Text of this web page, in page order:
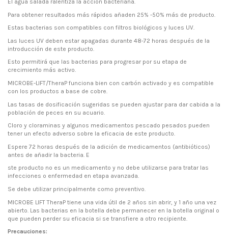
El agua salada ralentiza la acción bacteriana.
Para obtener resultados más rápidos añaden 25% -50% más de producto.
Estas bacterias son compatibles con filtros biológicos y luces UV.
Las luces UV deben estar apagadas durante 48-72 horas después de la
introducción de este producto.
Esto permitirá que las bacterias para progresar por su etapa de
crecimiento más activo.
MICROBE-LIFT/TheraP funciona bien con carbón activado y es compatible
con los productos a base de cobre.
Las tasas de dosificación sugeridas se pueden ajustar para dar cabida a la
población de peces en su acuario.
Cloro y cloraminas y algunos medicamentos pescado pesados pueden
tener un efecto adverso sobre la eficacia de este producto.
Espere 72 horas después de la adición de medicamentos (antibióticos)
antes de añadir la bacteria. E
ste producto no es un medicamento y no debe utilizarse para tratar las
infecciones o enfermedad en etapa avanzada.
Se debe utilizar principalmente como preventivo.
MICROBE LIFT TheraP tiene una vida útil de 2 años sin abrir, y 1 año una vez
abierto. Las bacterias en la botella debe permanecer en la botella original o
que pueden perder su eficacia si se transfiere a otro recipiente.
Precauciones: